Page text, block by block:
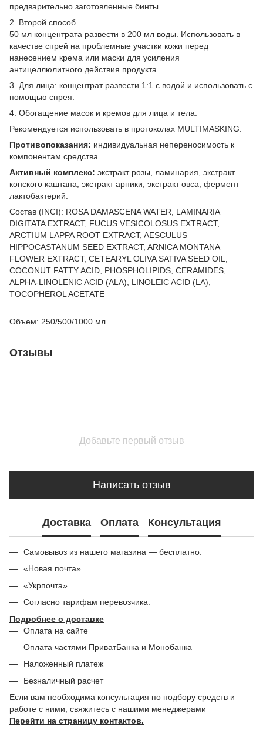
предварительно заготовленные бинты.
2. Второй способ
50 мл концентрата развести в 200 мл воды. Использовать в
качестве спрей на проблемные участки кожи перед
нанесением крема или маски для усиления
антицеллюлитного действия продукта.
3. Для лица: концентрат развести 1:1 с водой и использовать с
помощью спрея.
4. Обогащение масок и кремов для лица и тела.
Рекомендуется использовать в протоколах MULTIMASKING.
Противопоказания: индивидуальная непереносимость к
компонентам средства.
Активный комплекс: экстракт розы, ламинария, экстракт
конского каштана, экстракт арники, экстракт овса, фермент
лактобактерий.
Состав (INCI): ROSA DAMASCENA WATER, LAMINARIA
DIGITATA EXTRACT, FUCUS VESICOLOSUS EXTRACT,
ARCTIUM LAPPA ROOT EXTRACT, AESCULUS
HIPPOCASTANUM SEED EXTRACT, ARNICA MONTANA
FLOWER EXTRACT, CETEARYL OLIVA SATIVA SEED OIL,
COCONUT FATTY ACID, PHOSPHOLIPIDS, CERAMIDES,
ALPHA-LINOLENIC ACID (ALA), LINOLEIC ACID (LA),
TOCOPHEROL ACETATE
Объем: 250/500/1000 мл.
Отзывы
Добавьте первый отзыв
Написать отзыв
Доставка Оплата Консультация
Самовывоз из нашего магазина — бесплатно.
«Новая почта»
«Укрпочта»
Согласно тарифам перевозчика.
Подробнее о доставке
Оплата на сайте
Оплата частями ПриватБанка и Монобанка
Наложенный платеж
Безналичный расчет
Если вам необходима консультация по подбору средств и
работе с ними, свяжитесь с нашими менеджерами
Перейти на страницу контактов.